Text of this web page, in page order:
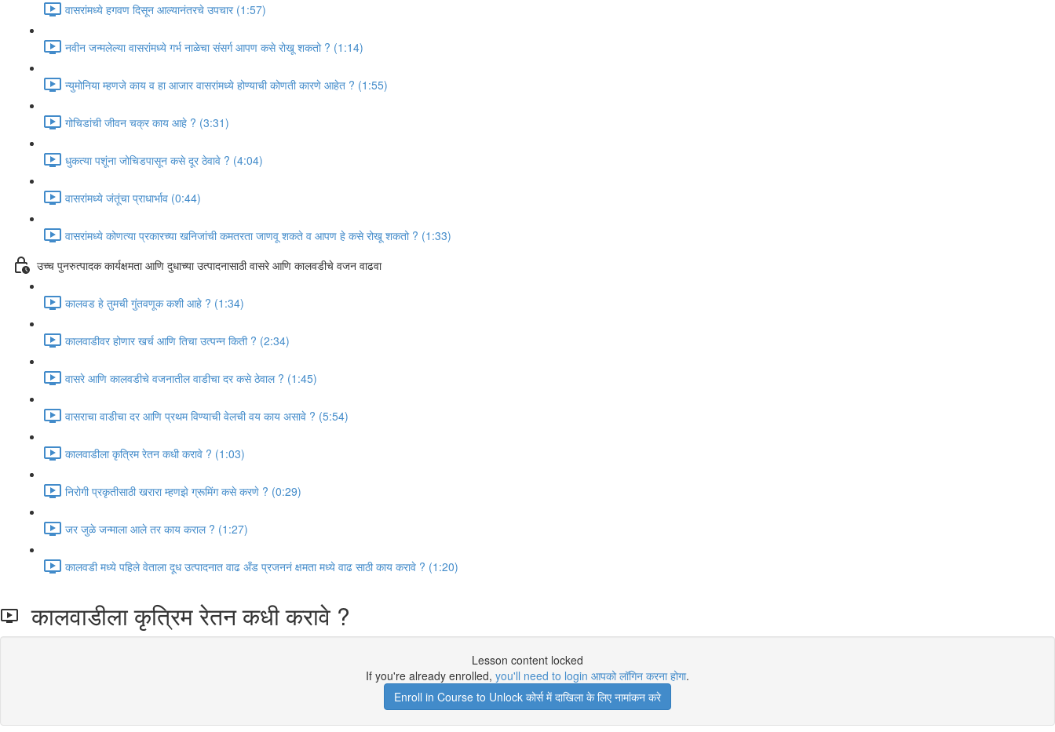
वासरांमध्ये हगवण दिसून आल्यानंतरचे उपचार (1:57)
नवीन जन्मलेल्या वासरांमध्ये गर्भ नाळेचा संसर्ग आपण कसे रोखू शकतो ? (1:14)
न्युमोनिया म्हणजे काय व हा आजार वासरांमध्ये होण्याची कोणती कारणे आहेत ? (1:55)
गोचिडांची जीवन चक्र काय आहे ? (3:31)
धुकत्या पशूंना जोचिडपासून कसे दूर ठेवावे ? (4:04)
वासरांमध्ये जंतूंचा प्राधार्भाव (0:44)
वासरांमध्ये कोणत्या प्रकारच्या खनिजांची कमतरता जाणवू शकते व आपण हे कसे रोखू शकतो ? (1:33)
उच्च पुनरुत्पादक कार्यक्षमता आणि दुधाच्या उत्पादनासाठी वासरे आणि कालवडीचे वजन वाढवा
कालवड हे तुमची गुंतवणूक कशी आहे ? (1:34)
कालवाडीवर होणार खर्च आणि तिचा उत्पन्न किती ? (2:34)
वासरे आणि कालवडीचे वजनातील वाडीचा दर कसे ठेवाल ? (1:45)
वासराचा वाडीचा दर आणि प्रथम विण्याची वेलची वय काय असावे ? (5:54)
कालवाडीला कृत्रिम रेतन कधी करावे ? (1:03)
निरोगी प्रकृतीसाठी खरारा म्हणझे ग्रूमिंग कसे करणे ? (0:29)
जर जुळे जन्माला आले तर काय कराल ? (1:27)
कालवडी मध्ये पहिले वेताला दूध उत्पादनात वाढ अँड प्रजननं क्षमता मध्ये वाढ साठी काय करावे ? (1:20)
कालवाडीला कृत्रिम रेतन कधी करावे ?
Lesson content locked
If you're already enrolled, you'll need to login आपको लॉगिन करना होगा.
Enroll in Course to Unlock कोर्स में दाखिला के लिए नामांकन करे